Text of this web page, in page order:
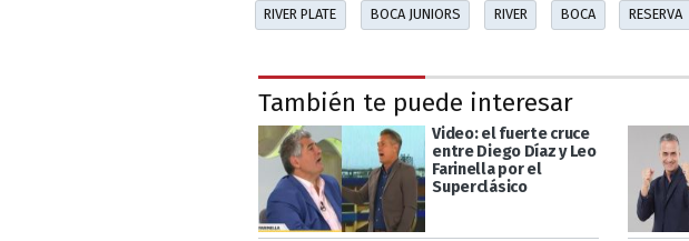
RIVER PLATE BOCA JUNIORS RIVER BOCA RESERVA
También te puede interesar
Video: el fuerte cruce
entre Diego Díaz y Leo
Farinella por el
Superclásico